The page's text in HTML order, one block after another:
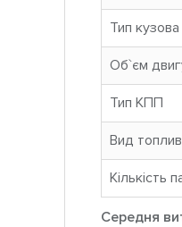
Тип кузова
Об`єм
Тип КПП
Вид
Кількість
Середня